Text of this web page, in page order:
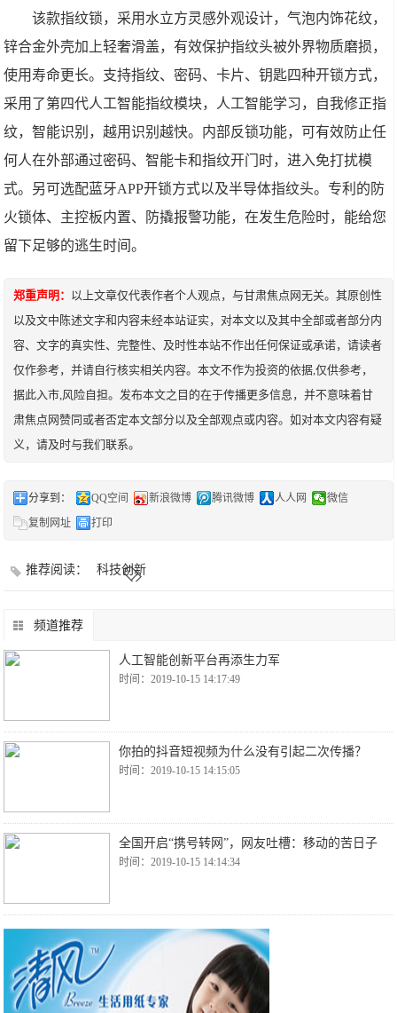
该款指纹锁，采用水立方灵感外观设计，气泡内饰花纹，
锌合金外壳加上轻奢滑盖，有效保护指纹头被外界物质磨损，
使用寿命更长。支持指纹、密码、卡片、钥匙四种开锁方式，
采用了第四代人工智能指纹模块，人工智能学习，自我修正指
纹，智能识别，越用识别越快。内部反锁功能，可有效防止任
何人在外部通过密码、智能卡和指纹开门时，进入免打扰模
式。另可选配蓝牙APP开锁方式以及半导体指纹头。专利的防
火锁体、主控板内置、防撬报警功能，在发生危险时，能给您
留下足够的逃生时间。
郑重声明： 以上文章仅代表作者个人观点，与甘肃焦点网无关。其原创性
以及文中陈述文字和内容未经本站证实，对本文以及其中全部或者部分内
容、文字的真实性、完整性、及时性本站不作出任何保证或承诺，请读者
仅作参考，并请自行核实相关内容。本文不作为投资的依据,仅供参考，
据此入市,风险自担。发布本文之目的在于传播更多信息，并不意味着甘
肃焦点网赞同或者否定本文部分以及全部观点或内容。如对本文内容有疑
义，请及时与我们联系。
分享到： QQ空间 新浪微博 腾讯微博 人人网
微信
复制网址
打印
推荐阅读： 科技创新
频道推荐
人工智能创新平台再添生力军
时间：2019-10-15 14:17:49
你拍的抖音短视频为什么没有引起二次传播？
时间：2019-10-15 14:15:05
全国开启“携号转网”，网友吐槽：移动的苦日子
时间：2019-10-15 14:14:34